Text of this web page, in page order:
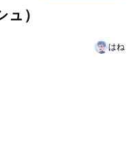
）
はね